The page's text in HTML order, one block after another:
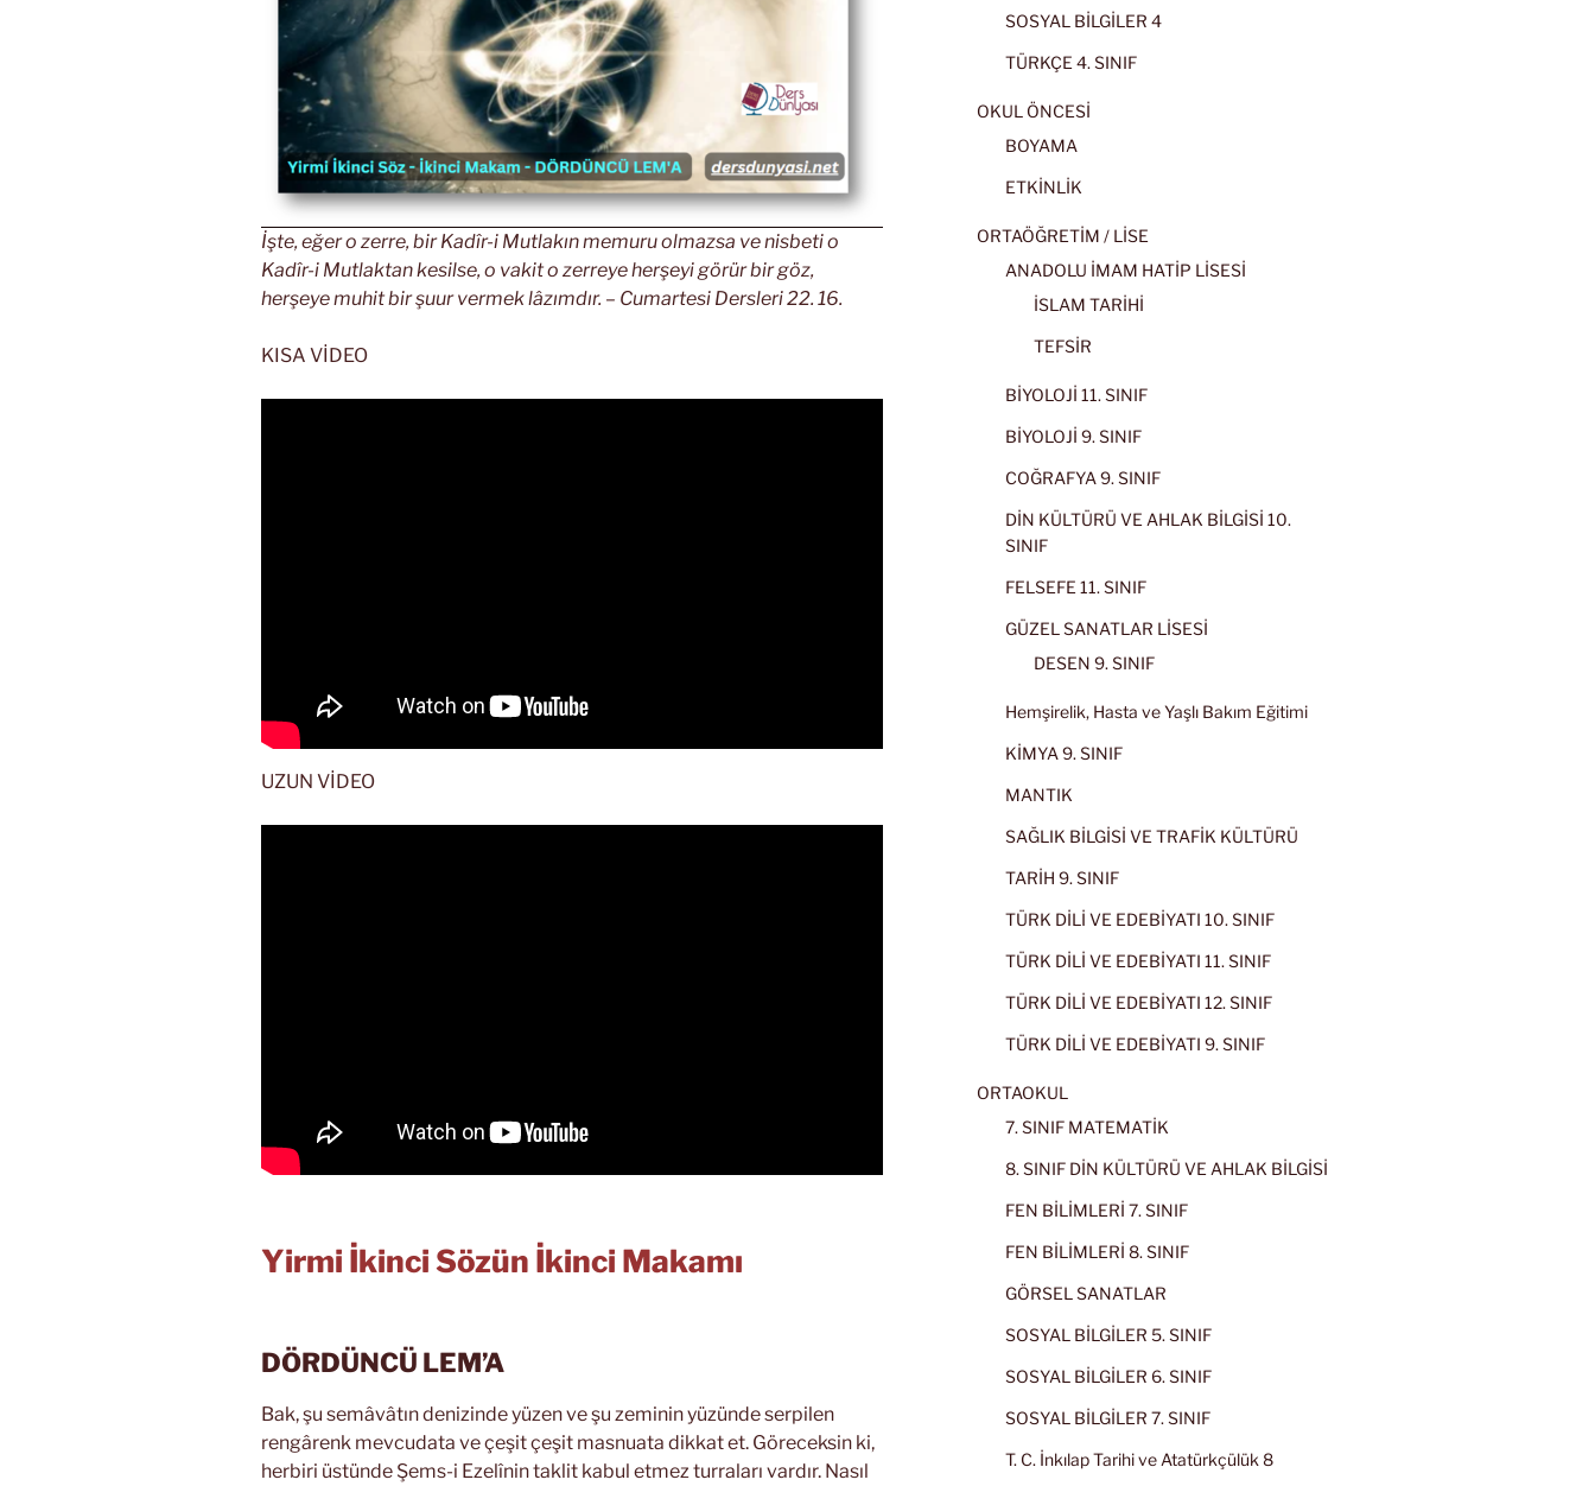
İşte, eğer o zerre, bir Kadîr-i Mutlakın memuru olmazsa ve nisbeti o
Kadîr-i Mutlaktan kesilse, o vakit o zerreye herşeyi görür bir göz,
herşeye muhit bir şuur vermek lâzımdır. – Cumartesi Dersleri 22. 16.
KISA VİDEO
UZUN VİDEO
Yirmi İkinci Sözün İkinci Makamı
DÖRDÜNCÜ LEM’A
Bak, şu semâvâtın denizinde yüzen ve şu zeminin yüzünde serpilen
rengârenk mevcudata ve çeşit çeşit masnuata dikkat et. Göreceksin ki,
herbiri üstünde Şems-i Ezelînin taklit kabul etmez turraları vardır. Nasıl
SOSYAL BİLGİLER 4
TÜRKÇE 4. SINIF
OKUL ÖNCESİ
BOYAMA
ETKİNLİK
ORTAÖĞRETİM / LİSE
ANADOLU İMAM HATİP LİSESİ
İSLAM TARİHİ
TEFSİR
BİYOLOJİ 11. SINIF
BİYOLOJİ 9. SINIF
COĞRAFYA 9. SINIF
DİN KÜLTÜRÜ VE AHLAK BİLGİSİ 10.
SINIF
FELSEFE 11. SINIF
GÜZEL SANATLAR LİSESİ
DESEN 9. SINIF
Hemşirelik, Hasta ve Yaşlı Bakım Eğitimi
KİMYA 9. SINIF
MANTIK
SAĞLIK BİLGİSİ VE TRAFİK KÜLTÜRÜ
TARİH 9. SINIF
TÜRK DİLİ VE EDEBİYATI 10. SINIF
TÜRK DİLİ VE EDEBİYATI 11. SINIF
TÜRK DİLİ VE EDEBİYATI 12. SINIF
TÜRK DİLİ VE EDEBİYATI 9. SINIF
ORTAOKUL
7. SINIF MATEMATİK
8. SINIF DİN KÜLTÜRÜ VE AHLAK BİLGİSİ
FEN BİLİMLERİ 7. SINIF
FEN BİLİMLERİ 8. SINIF
GÖRSEL SANATLAR
SOSYAL BİLGİLER 5. SINIF
SOSYAL BİLGİLER 6. SINIF
SOSYAL BİLGİLER 7. SINIF
T. C. İnkılap Tarihi ve Atatürkçülük 8